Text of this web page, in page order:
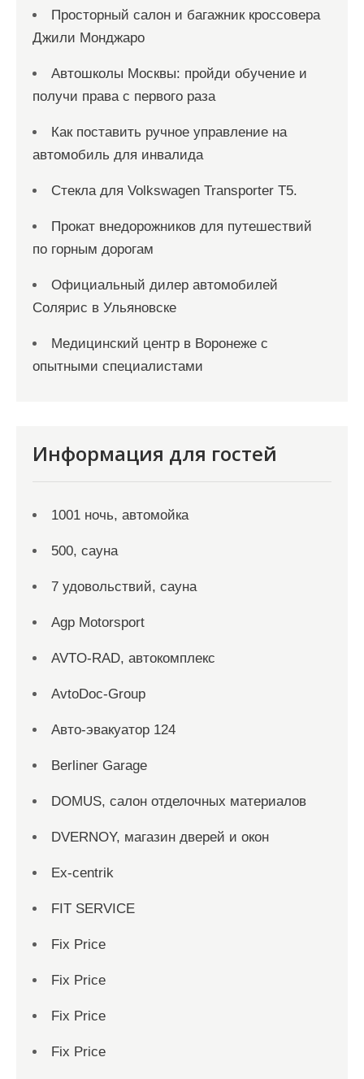
Просторный салон и багажник кроссовера
Джили Монджаро
Автошколы Москвы: пройди обучение и
получи права с первого раза
Как поставить ручное управление на
автомобиль для инвалида
Стекла для Volkswagen Transporter T5.
Прокат внедорожников для путешествий
по горным дорогам
Официальный дилер автомобилей
Солярис в Ульяновске
Медицинский центр в Воронеже с
опытными специалистами
Информация для гостей
1001 ночь, автомойка
500, сауна
7 удовольствий, сауна
Agp Motorsport
AVTO-RAD, автокомплекс
AvtoDoc-Group
Aвто-эвакуатор 124
Berliner Garage
DOMUS, салон отделочных материалов
DVERNOY, магазин дверей и окон
Ex-centrik
FIT SERVICE
Fix Price
Fix Price
Fix Price
Fix Price